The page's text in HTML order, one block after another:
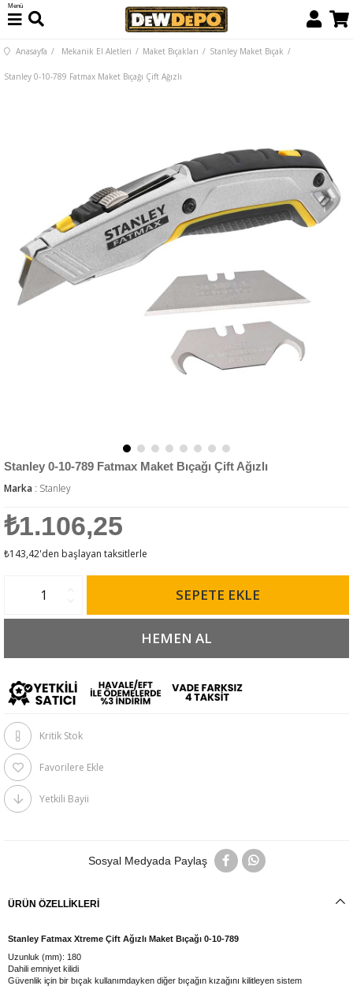
Menü
Anasayfa Mekanik El Aletleri Maket Bıçakları Stanley Maket Bıçak
Stanley 0-10-789 Fatmax Maket Bıçağı Çift Ağızlı
Stanley 0-10-789 Fatmax Maket Bıçağı Çift Ağızlı
Marka : Stanley
₺1.106,25
₺143,42'den başlayan taksitlerle
Kritik Stok
Favorilere Ekle
Yetkili Bayii
Sosyal Medyada Paylaş
ÜRÜN ÖZELLIKLERI
Stanley Fatmax Xtreme Çift Ağızlı Maket Bıçağı 0-10-789
Uzunluk (mm): 180
Dahili emniyet kilidi
Güvenlik için bir bıçak kullanımdayken diğer bıçağın kızağını kilitleyen sistem